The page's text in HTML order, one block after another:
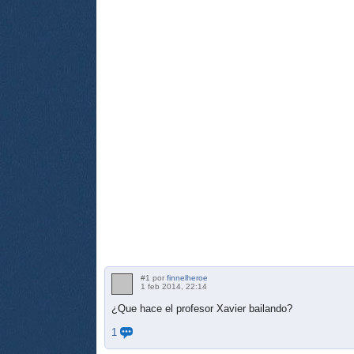
#1 por finnelheroe
1 feb 2014, 22:14
¿Que hace el profesor Xavier bailando?
1